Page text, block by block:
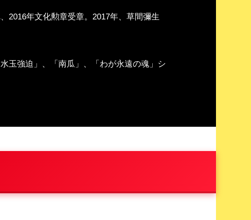
2016年文化勲章受章。2017年、草間彌生
玉強迫」、「南瓜」、「わが永遠の魂」シ